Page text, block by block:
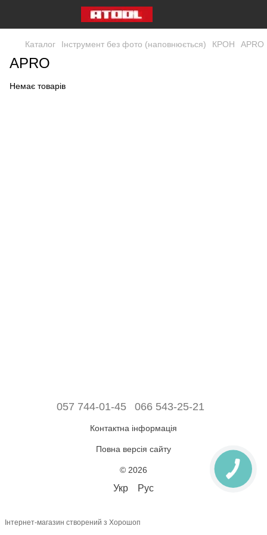
Каталог Інструмент без фото (наповнюється) КРОН APRO
APRO
Немає товарів
057 744-01-45 066 543-25-21
Контактна інформація
Повна версія сайту
© 2026
Укр Рус
Інтернет-магазин створений з Хорошоп